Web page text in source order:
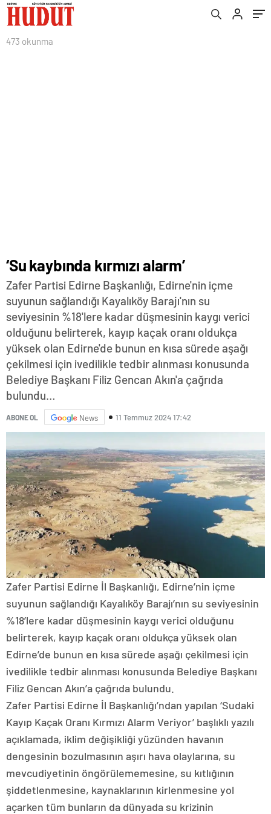
473 okunma
‘Su kaybında kırmızı alarm’
Zafer Partisi Edirne Başkanlığı, Edirne'nin içme
suyunun sağlandığı Kayalıköy Barajı'nın su
seviyesinin %18'lere kadar düşmesinin kaygı verici
olduğunu belirterek, kayıp kaçak oranı oldukça
yüksek olan Edirne'de bunun en kısa sürede aşağı
çekilmesi için ivedilikle tedbir alınması konusunda
Belediye Başkanı Filiz Gencan Akın'a çağrıda
bulundu…
ABONE OL News 11 Temmuz 2024 17:42
Zafer Partisi Edirne İl Başkanlığı, Edirne’nin içme
suyunun sağlandığı Kayalıköy Barajı’nın su seviyesinin
%18’lere kadar düşmesinin kaygı verici olduğunu
belirterek, kayıp kaçak oranı oldukça yüksek olan
Edirne’de bunun en kısa sürede aşağı çekilmesi için
ivedilikle tedbir alınması konusunda Belediye Başkanı
Filiz Gencan Akın’a çağrıda bulundu.
Zafer Partisi Edirne İl Başkanlığı’ndan yapılan ‘Sudaki
Kayıp Kaçak Oranı Kırmızı Alarm Veriyor’ başlıklı yazılı
açıklamada, iklim değişikliği yüzünden havanın
dengesinin bozulmasının aşırı hava olaylarına, su
mevcudiyetinin öngörülememesine, su kıtlığının
şiddetlenmesine, kaynaklarının kirlenmesine yol
açarken tüm bunların da dünyada su krizinin